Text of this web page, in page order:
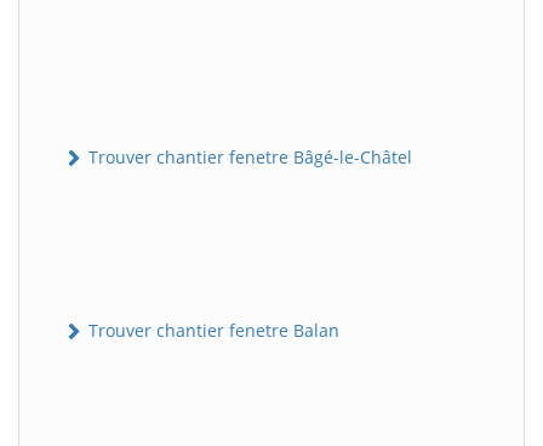
Trouver chantier fenetre Bâgé-le-Châtel
Trouver chantier fenetre Balan